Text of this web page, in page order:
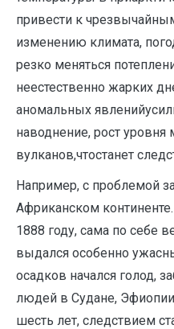
привести к
изменению климата,
резко меняться
неестественно жарких
аномальных
наводнение, рост
вулканов,чтостанет
Например, с проблемой
Африканском
1888 году, сама по себе
выдался особенно
осадков начался голод,
людей в Судане,
шесть лет, следствием